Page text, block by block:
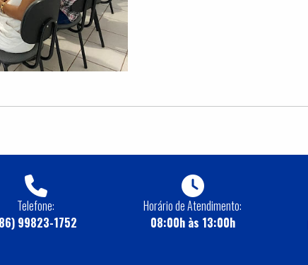
Telefone:
99823-1752
Horário de Atendimento:
08:00h às 13:00h